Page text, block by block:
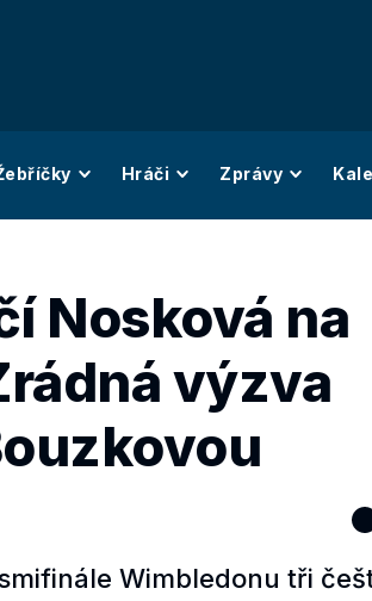
Hráči Zprávy
Nosková na
výzva
Wimbledonu tři